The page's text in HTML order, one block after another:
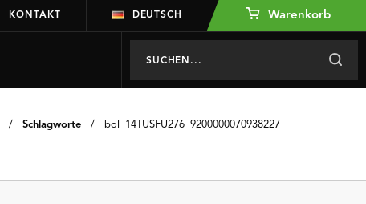
KONTAKT DEUTSCH Warenkorb
/ Schlagworte / bol_14TUSFU276_9200000070938227